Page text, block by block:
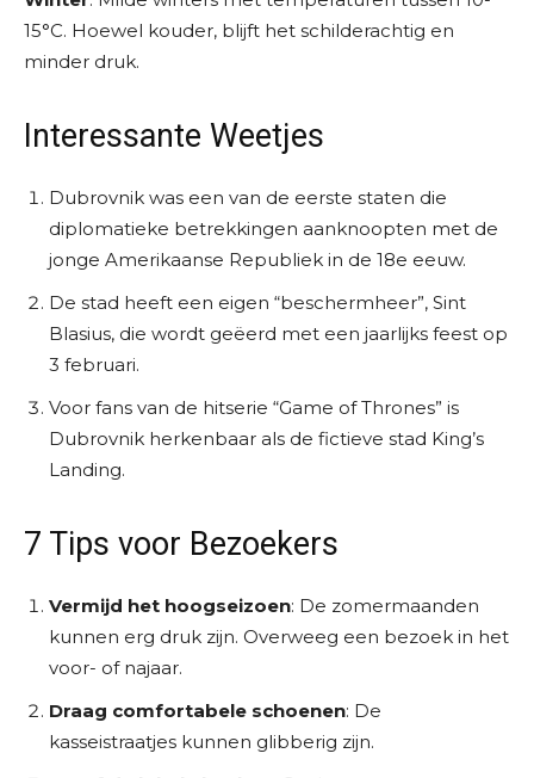
15°C. Hoewel kouder, blijft het schilderachtig en
minder druk.
Interessante Weetjes
Dubrovnik was een van de eerste staten die
diplomatieke betrekkingen aanknoopten met de
jonge Amerikaanse Republiek in de 18e eeuw.
De stad heeft een eigen “beschermheer”, Sint
Blasius, die wordt geëerd met een jaarlijks feest op
3 februari.
Voor fans van de hitserie “Game of Thrones” is
Dubrovnik herkenbaar als de fictieve stad King’s
Landing.
7 Tips voor Bezoekers
Vermijd het hoogseizoen: De zomermaanden
kunnen erg druk zijn. Overweeg een bezoek in het
voor- of najaar.
Draag comfortabele schoenen: De
kasseistraatjes kunnen glibberig zijn.